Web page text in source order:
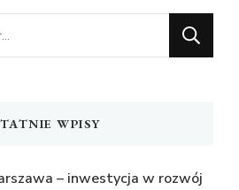
WPISY
– inwestycja w rozwój